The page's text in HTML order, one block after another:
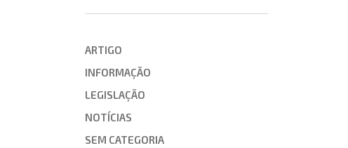
ARTIGO
INFORMAÇÃO
LEGISLAÇÃO
NOTÍCIAS
SEM CATEGORIA